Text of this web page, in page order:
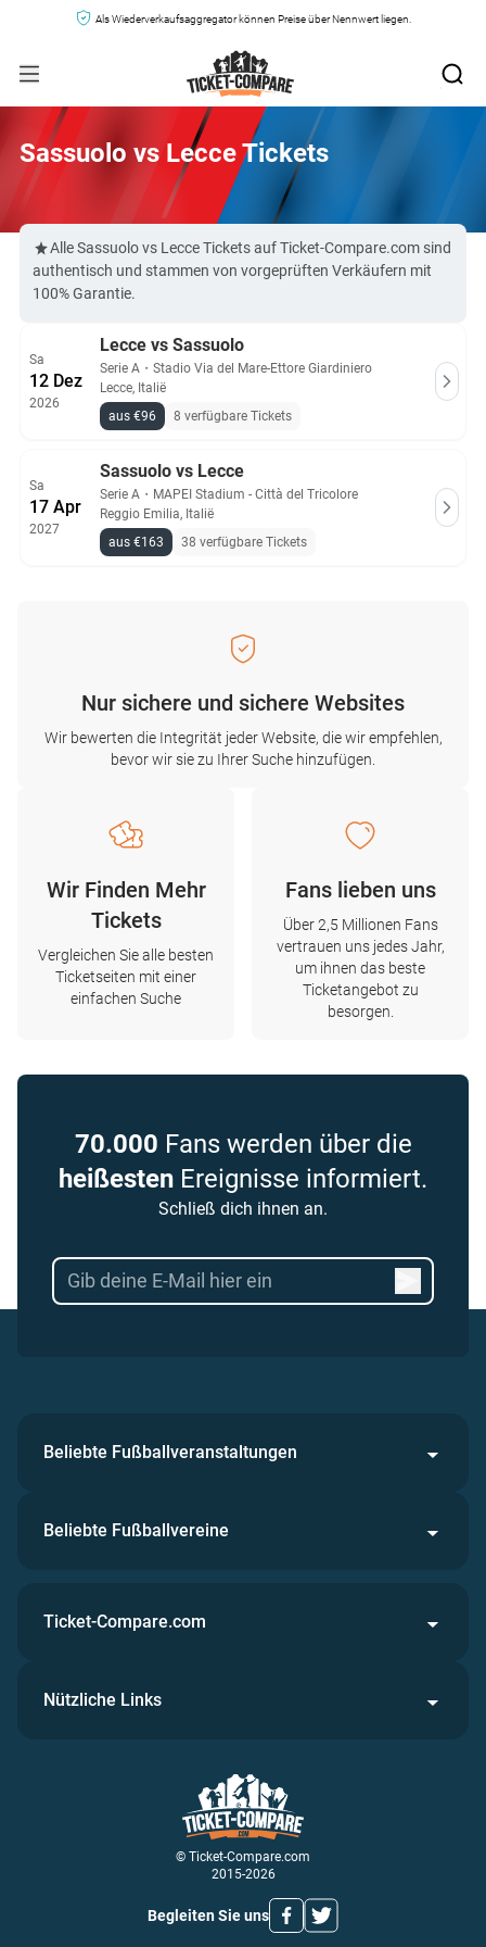
Als Wiederverkaufsaggregator können Preise über Nennwert liegen.
Sassuolo vs Lecce Tickets
Alle Sassuolo vs Lecce Tickets auf Ticket-Compare.com sind
authentisch und stammen von vorgeprüften Verkäufern mit
100% Garantie.
Sa
12 Dez
2026
Lecce vs Sassuolo
Serie A ・ Stadio Via del Mare-Ettore Giardiniero
Lecce, Italië
aus €96
8 verfügbare Tickets
Sa
17 Apr
2027
Sassuolo vs Lecce
Serie A ・ MAPEI Stadium - Città del Tricolore
Reggio Emilia, Italië
aus €163
38 verfügbare Tickets
Nur sichere und sichere Websites
Wir bewerten die Integrität jeder Website, die wir empfehlen,
bevor wir sie zu Ihrer Suche hinzufügen.
Wir Finden Mehr
Tickets
Vergleichen Sie alle besten
Ticketseiten mit einer
einfachen Suche
Fans lieben uns
Über 2,5 Millionen Fans
vertrauen uns jedes Jahr,
um ihnen das beste
Ticketangebot zu
besorgen.
70.000 Fans werden über die
heißesten Ereignisse informiert.
Schließ dich ihnen an.
Beliebte Fußballveranstaltungen
Beliebte Fußballvereine
© Ticket-Compare.com
2015-2026
Begleiten Sie uns
Ticket-Compare.com
Nützliche Links